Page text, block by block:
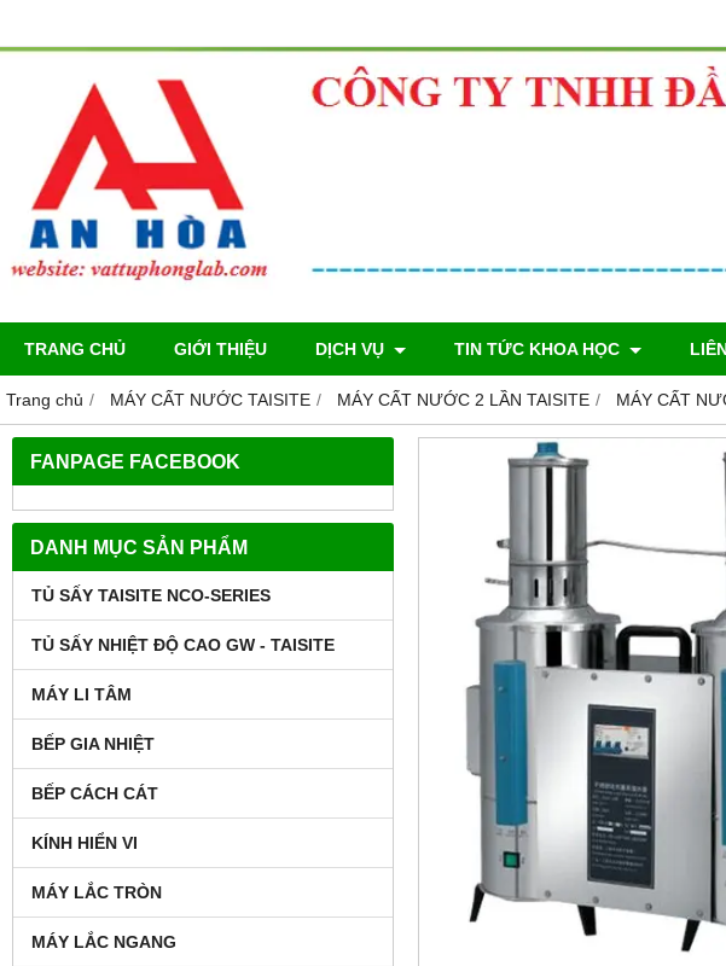
TRANG CHỦ GIỚI THIỆU DỊCH VỤ TIN TỨC KHOA HỌC
Trang chủ MÁY CẤT NƯỚC TAISITE MÁY CẤT NƯỚC 2 LẦN TAISITE MÁY CẤT
FANPAGE FACEBOOK
DANH MỤC SẢN PHẨM
TỦ SẤY TAISITE NCO-SERIES
TỦ SẤY NHIỆT ĐỘ CAO GW - TAISITE
MÁY LI TÂM
BẾP GIA NHIỆT
BẾP CÁCH CÁT
KÍNH HIỂN VI
MÁY LẮC TRÒN
MÁY LẮC NGANG